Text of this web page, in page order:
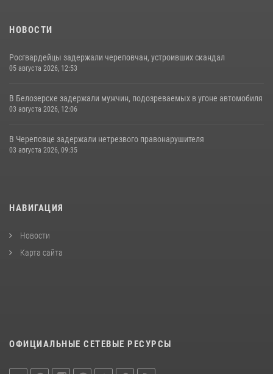
НОВОСТИ
Росгвардейцы задержали череповчан, устроивших скандал
05 августа 2026, 12:53
В Белозерске задержали мужчин, подозреваемых в угоне автомобиля
03 августа 2026, 12:06
В Череповце задержали нетрезвого правонарушителя
03 августа 2026, 09:35
НАВИГАЦИЯ
Новости
Карта сайта
ОФИЦИАЛЬНЫЕ СЕТЕВЫЕ РЕСУРСЫ